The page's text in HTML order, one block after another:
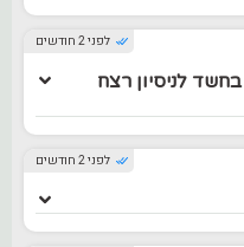
לפני 2 חודשים
בחשד לניסיון רצח
לפני 2 חודשים